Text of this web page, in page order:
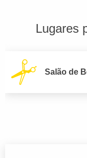
Lugares
Salão de